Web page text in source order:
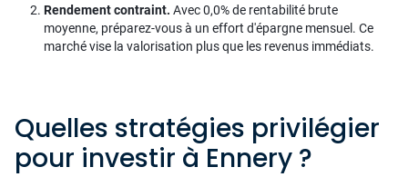
Rendement contraint. Avec 0,0% de rentabilité brute
moyenne, préparez-vous à un effort d'épargne mensuel. Ce
marché vise la valorisation plus que les revenus immédiats.
Quelles stratégies privilégier
pour investir à Ennery ?